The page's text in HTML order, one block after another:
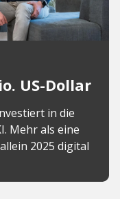
US-Dollar
in die
Mehr als eine
2025 digital